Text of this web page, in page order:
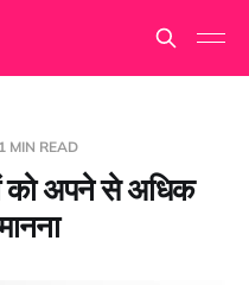
1 MIN READ
को अपने से अधिक